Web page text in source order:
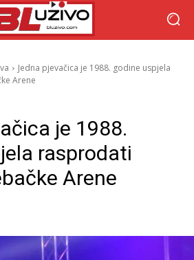
Jedna pjevačica je 1988. godine uspjela
Arene
je 1988.
rasprodati
Arene